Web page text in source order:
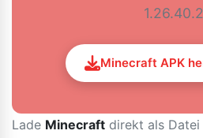
Minecraft APK
Lade Minecraft direkt als